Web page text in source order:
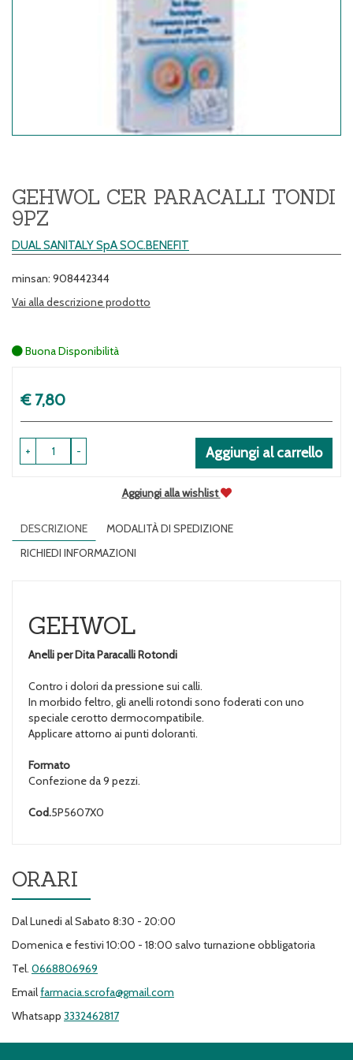
GEHWOL CER PARACALLI TONDI
9PZ
DUAL SANITALY SpA SOC.BENEFIT
minsan: 908442344
Vai alla descrizione prodotto
Buona Disponibilità
Prezzo
€ 7,80
-
+ Aggiungi al carrello
Aggiungi alla wishlist
DESCRIZIONE
MODALITÀ DI SPEDIZIONE
RICHIEDI INFORMAZIONI
GEHWOL
Anelli per DitaParacalli Rotondi
Contro i dolori da pressione sui calli.
In morbido feltro, gli anelli rotondi sono foderati con uno
speciale cerotto dermocompatibile.
Applicare attorno ai punti doloranti.
Formato
Confezione da 9 pezzi.
Cod.5P5607X0
ORARI
Dal Lunedi al Sabato 8:30 - 20:00
Domenica e festivi 10:00 - 18:00 salvo turnazione obbligatoria
Tel. 0668806969
Emailfarmacia.scrofa@gmail.com
Whatsapp 3332462817